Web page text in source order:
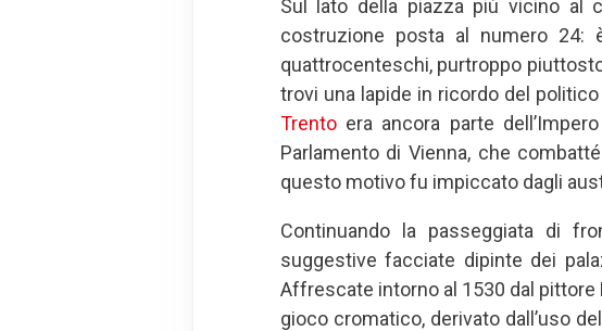
Sul lato della piazza più vicino al
costruzione posta al numero 24: è
quattrocenteschi, purtroppo
trovi una lapide in ricordo del
Trentoera ancora parte
Parlamento di Vienna, che
questo motivo fu impiccato dagli
Continuando la passeggiata di
suggestive facciate dipinte dei
Affrescate intorno al 1530 dal pittore
gioco cromatico, derivato dall’uso